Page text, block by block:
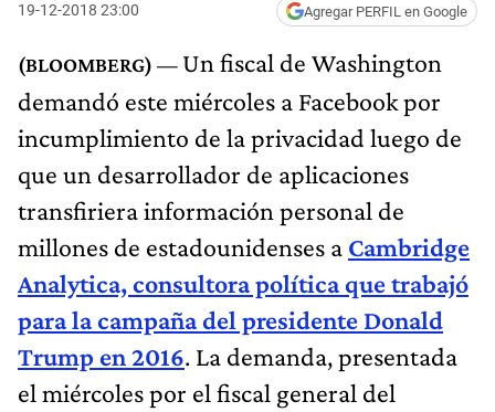
19-12-2018 23:00 Agregar PERFIL en Google
Un fiscal de Washington
demandó este miércoles a Facebook por
incumplimiento de la privacidad luego de
que un desarrollador de aplicaciones
transfiriera información personal de
millones de estadounidenses a Cambridge
Analytica, consultora política que trabajó
para la campaña del presidente Donald
Trump en 2016. La demanda, presentada
el miércoles por el fiscal general del